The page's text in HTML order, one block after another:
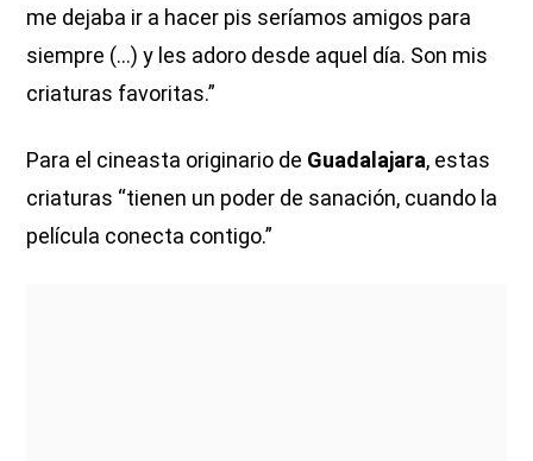
me dejaba ir a hacer pis seríamos amigos para
siempre (...) y les adoro desde aquel día. Son mis
criaturas favoritas.”
Para el cineasta originario de Guadalajara, estas
criaturas “tienen un poder de sanación, cuando la
película conecta contigo.”